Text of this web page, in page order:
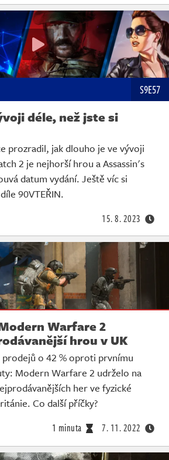
S9E57
déle, než jste si
prozradil, jak dlouho je ve vývoji
2 je nejhorší hrou a Assassin's
datum vydání. Ještě víc si
90VTEŘIN.
15. 8. 2023
Warfare 2
hrou v UK
o 42 % oproti prvnímu
Modern Warfare 2 udrželo na
her ve fyzické
Co další příčky?
1 minuta 7. 11. 2022